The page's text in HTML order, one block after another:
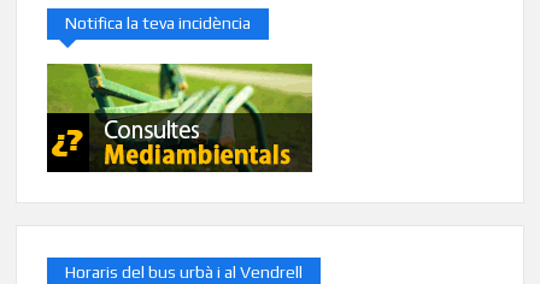
Notifica la teva incidència
Horaris del bus urbà i al Vendrell